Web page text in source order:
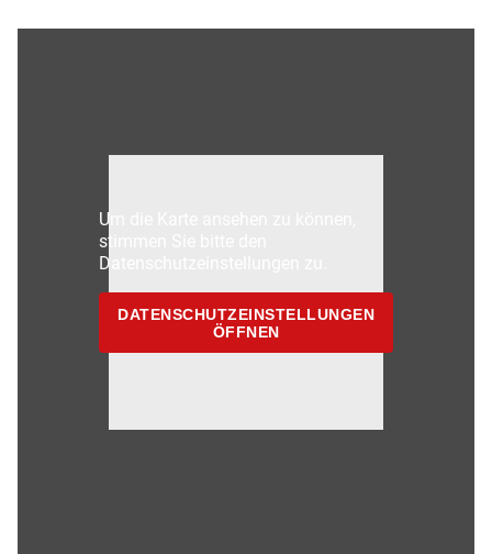
Um die Karte ansehen zu können,
stimmen Sie bitte den
Datenschutzeinstellungen zu.
DATENSCHUTZEINSTELLUNGEN
ÖFFNEN